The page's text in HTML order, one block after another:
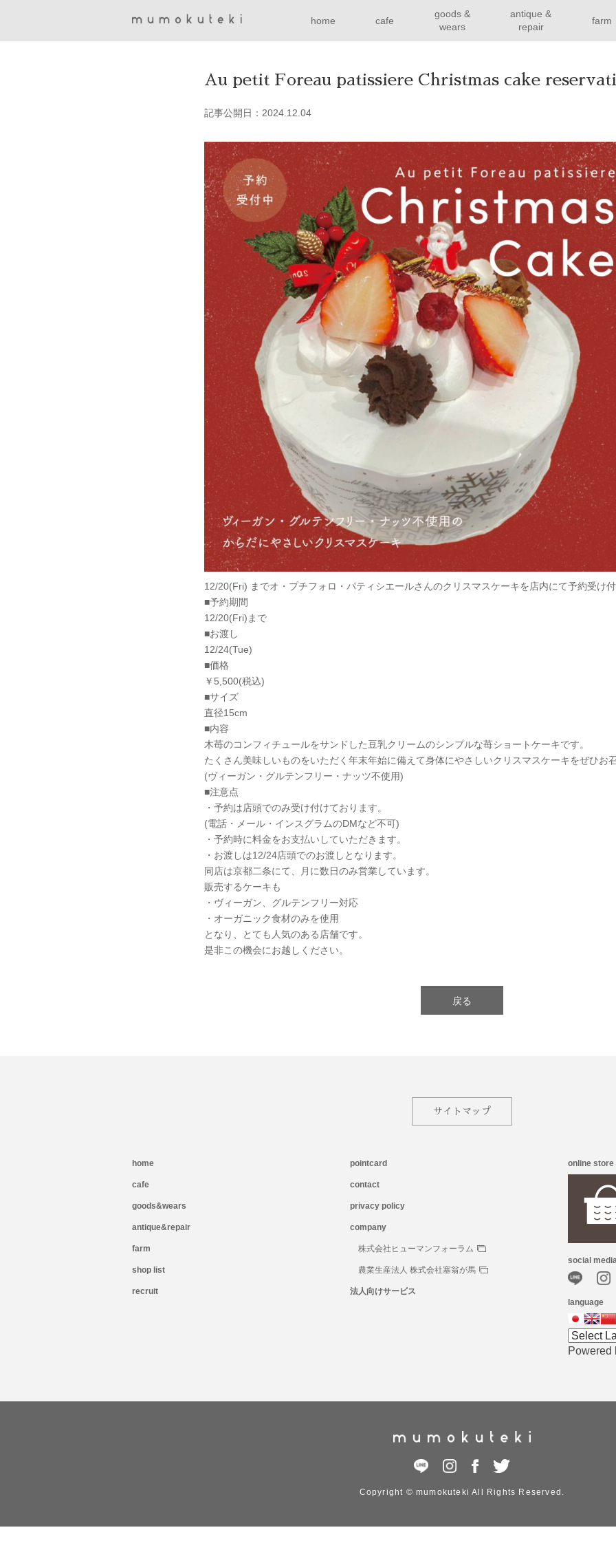
home cafe
goods &
wears
antique &
repair
farm
Au petit Foreau patissiere Christmas cake
記事公開日：2024.12.04
12/20(Fri) までオ・プチフォロ・パティシエールさんのクリスマスケーキを店内にて予約受け付
■予約期間
12/20(Fri)まで
■お渡し
12/24(Tue)
■価格
￥5,500(税込)
■サイズ
直径15cm
■内容
木苺のコンフィチュールをサンドした豆乳クリームのシンプルな苺ショートケーキです。
たくさん美味しいものをいただく年末年始に備えて身体にやさしいクリスマスケーキをぜひお
(ヴィーガン・グルテンフリー・ナッツ不使用)
■注意点
・予約は店頭でのみ受け付けております。
(電話・メール・インスグラムのDMなど不可)
・予約時に料金をお支払いしていただきます。
・お渡しは12/24店頭でのお渡しとなります。
同店は京都二条にて、月に数日のみ営業しています。
販売するケーキも
・ヴィーガン、グルテンフリー対応
・オーガニック食材のみを使用
となり、とても人気のある店舗です。
是非この機会にお越しください。
戻る
サイトマップ
home
cafe
goods&wears
antique&repair
farm
shop list
recruit
pointcard
contact
privacy policy
company
株式会社ヒューマンフォーラム
農業生産法人 株式会社塞翁が馬
法人向けサービス
online store
social
language
Powered
Copyright © mumokuteki All Rights Reserved.